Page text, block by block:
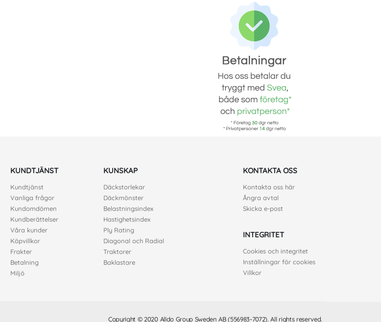
KUNDTJÄNST
Kundtjänst
Vanliga frågor
Kundomdömen
Kundberättelser
Våra kunder
Köpvillkor
Frakter
Betalning
Miljö
KUNSKAP
Däckstorlekar
Däckmönster
Belastningsindex
Hastighetsindex
Ply Rating
Diagonal och Radial
Traktorer
Baklastare
KONTAKTA OSS
Kontakta oss här
Ångra avtal
Skicka e-post
INTEGRITET
Cookies och integritet
Inställningar för cookies
Villkor
Copyright © 2020 Alldo Group Sweden AB (556983-7072). All rights reserved.